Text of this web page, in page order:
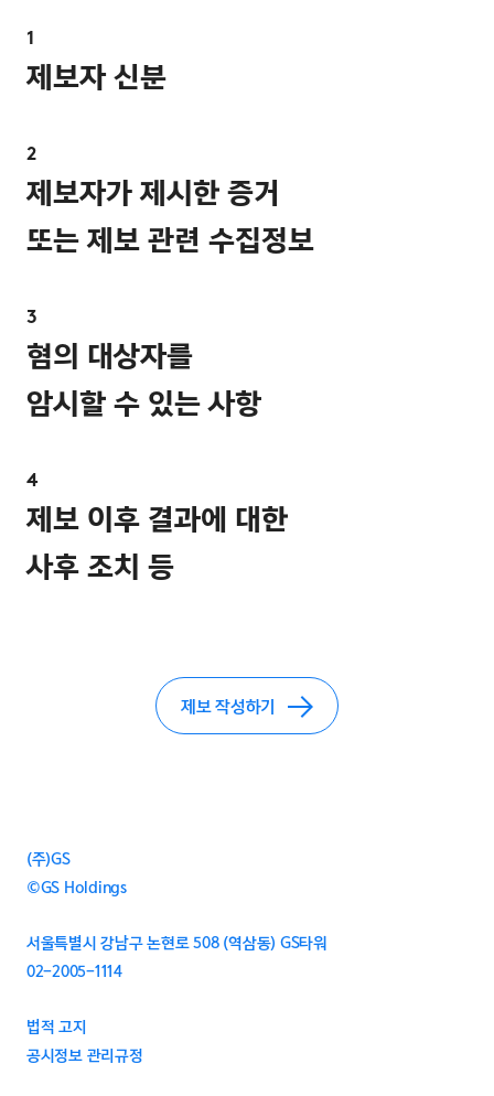
제보자 신분
제보자가 제시한 증거
또는 제보 관련 수집정보
혐의 대상자를
암시할 수 있는 사항
제보 이후 결과에 대한
사후 조치 등
제보 작성하기
(주)GS
©GS Holdings
서울특별시 강남구 논현로 508 (역삼동) GS타워
02-2005-1114
법적 고지
공시정보 관리규정